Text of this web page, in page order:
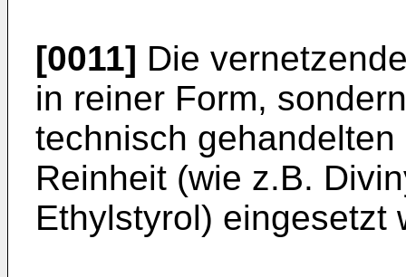
[0011] Die
in reiner Form,
technisch
Reinheit (wie z.B.
Ethylstyrol) eingesetzt